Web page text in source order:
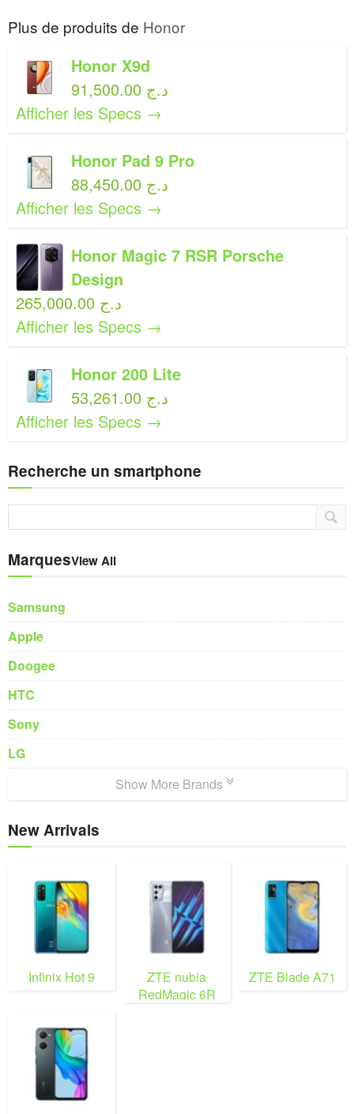
Plus de produits de Honor
Honor X9d
91,500.00 د.ج
Afficher les Specs →
Honor Pad 9 Pro
88,450.00 د.ج
Afficher les Specs →
Honor Magic 7 RSR Porsche
Design
265,000.00 د.ج
Afficher les Specs →
Honor 200 Lite
53,261.00 د.ج
Afficher les Specs →
Recherche un smartphone
MarquesView All
Samsung
Apple
Doogee
HTC
Sony
LG
Show More Brands
New Arrivals
Infinix Hot 9
ZTE nubia
RedMagic 6R
ZTE Blade A71